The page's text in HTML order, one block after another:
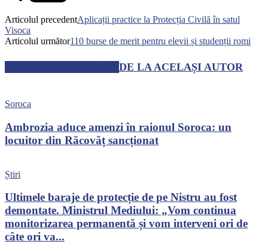
Articolul precedentAplicații practice la Protecția Civilă în satul
Visoca
Articolul următor110 burse de merit pentru elevii și studenții romi
DE LA ACELAȘI AUTOR
Soroca
Ambrozia aduce amenzi în raionul Soroca: un
locuitor din Răcovăț sancționat
Știri
Ultimele baraje de protecție de pe Nistru au fost
demontate. Ministrul Mediului: „Vom continua
monitorizarea permanentă și vom interveni ori de
câte ori va...